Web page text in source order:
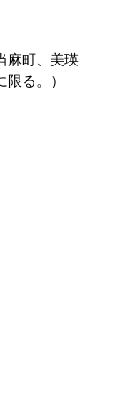
麻町、美瑛
る。）